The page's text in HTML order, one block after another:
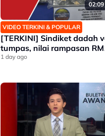
02:09
VIDEO TERKINI & POPULAR
[TERKINI] Sindiket dadah
tumpas, nilai rampasan
1 day ago